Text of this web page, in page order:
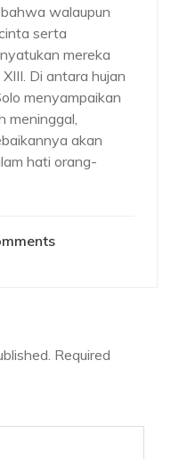
walaupun
serta
mereka
Di antara hujan
menyampaikan
meninggal,
akan
hati orang-
Required